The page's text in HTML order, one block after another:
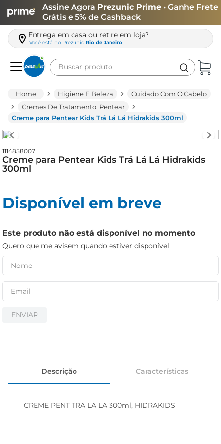
Assine Agora Prezunic Prime • Ganhe Frete
Grátis e 5% de Cashback
Entrega em casa ou retire em loja?
Você está no Prezunic Rio de Janeiro
Buscar produto
Higiene E Beleza
Cuidado Com O Cabelo
Cremes De Tratamento, Pentear
Creme para Pentear Kids Trá Lá Lá Hidrakids 300ml
1114858007
Creme para Pentear Kids Trá Lá Lá Hidrakids
300ml
Disponível em breve
Este produto não está disponível no momento
Quero que me avisem quando estiver disponível
ENVIAR
Descrição Características
CREME PENT TRA LA LA 300ml, HIDRAKIDS
leite
queijo
arroz
azeite
papel higiênico
cerveja